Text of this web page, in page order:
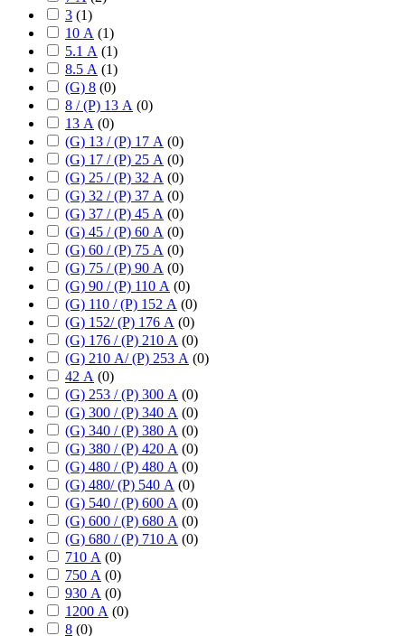
3 (1)
10 А (1)
5.1 А (1)
8.5 А (1)
(G) 8 (0)
8 / (P) 13 А (0)
13 А (0)
(G) 13 / (P) 17 А (0)
(G) 17 / (P) 25 А (0)
(G) 25 / (P) 32 А (0)
(G) 32 / (P) 37 А (0)
(G) 37 / (P) 45 А (0)
(G) 45 / (P) 60 А (0)
(G) 60 / (P) 75 А (0)
(G) 75 / (P) 90 А (0)
(G) 90 / (P) 110 А (0)
(G) 110 / (P) 152 А (0)
(G) 152/ (P) 176 А (0)
(G) 176 / (P) 210 А (0)
(G) 210 А/ (P) 253 А (0)
42 А (0)
(G) 253 / (P) 300 А (0)
(G) 300 / (P) 340 А (0)
(G) 340 / (P) 380 А (0)
(G) 380 / (P) 420 А (0)
(G) 480 / (P) 480 А (0)
(G) 480/ (P) 540 А (0)
(G) 540 / (P) 600 А (0)
(G) 600 / (P) 680 А (0)
(G) 680 / (P) 710 А (0)
710 А (0)
750 А (0)
930 А (0)
1200 А (0)
8 (0)